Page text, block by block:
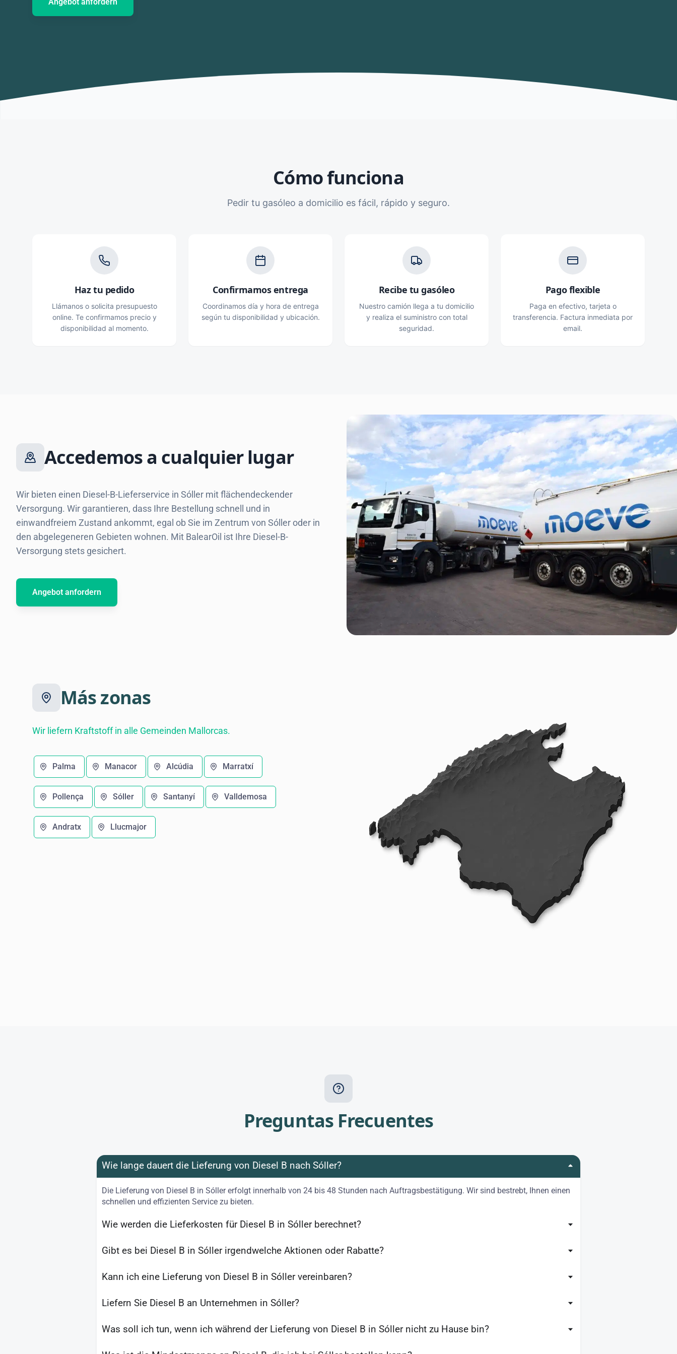
Cómo funciona
Pedir tu gasóleo a domicilio es fácil, rápido y seguro.
Haz tu pedido
Llámanos o solicita presupuesto
online. Te confirmamos precio y
disponibilidad al momento.
Confirmamos entrega
Coordinamos día y hora de entrega
según tu disponibilidad y ubicación.
Recibe tu gasóleo
Nuestro camión llega a tu domicilio
y realiza el suministro con total
seguridad.
Pago flexible
Paga en efectivo, tarjeta o
transferencia. Factura inmediata por
email.
Accedemos a cualquier lugar
Wir bieten einen Diesel-B-Lieferservice in Sóller mit flächendeckender
Versorgung. Wir garantieren, dass Ihre Bestellung schnell und in
einwandfreiem Zustand ankommt, egal ob Sie im Zentrum von Sóller oder in
den abgelegeneren Gebieten wohnen. Mit BalearOil ist Ihre Diesel-B-
Versorgung stets gesichert.
Angebot anfordern
Más zonas
Wir liefern Kraftstoff in alle Gemeinden Mallorcas.
Palma Manacor Alcúdia Marratxí
Pollença Sóller Santanyí Valldemosa
Andratx Llucmajor
Preguntas Frecuentes
Wie lange dauert die Lieferung von Diesel B nach Sóller?
Die Lieferung von Diesel B in Sóller erfolgt innerhalb von 24 bis 48 Stunden nach Auftragsbestätigung. Wir sind bestrebt, Ihnen einen
schnellen und effizienten Service zu bieten.
Wie werden die Lieferkosten für Diesel B in Sóller berechnet?
Gibt es bei Diesel B in Sóller irgendwelche Aktionen oder Rabatte?
Kann ich eine Lieferung von Diesel B in Sóller vereinbaren?
Liefern Sie Diesel B an Unternehmen in Sóller?
Was soll ich tun, wenn ich während der Lieferung von Diesel B in Sóller nicht zu Hause bin?